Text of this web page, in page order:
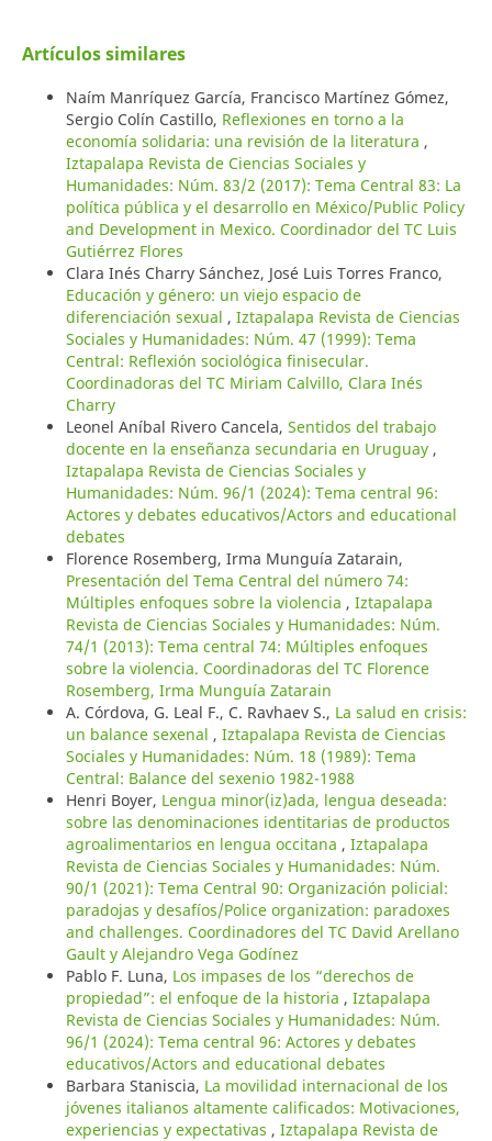
Artículos similares
Naím Manríquez García, Francisco Martínez Gómez,
Sergio Colín Castillo, Reflexiones en torno a la
economía solidaria: una revisión de la literatura ,
Iztapalapa Revista de Ciencias Sociales y
Humanidades: Núm. 83/2 (2017): Tema Central 83: La
política pública y el desarrollo en México/Public Policy
and Development in Mexico. Coordinador del TC Luis
Gutiérrez Flores
Clara Inés Charry Sánchez, José Luis Torres Franco,
Educación y género: un viejo espacio de
diferenciación sexual , Iztapalapa Revista de Ciencias
Sociales y Humanidades: Núm. 47 (1999): Tema
Central: Reflexión sociológica finisecular.
Coordinadoras del TC Miriam Calvillo, Clara Inés
Charry
Leonel Aníbal Rivero Cancela, Sentidos del trabajo
docente en la enseñanza secundaria en Uruguay ,
Iztapalapa Revista de Ciencias Sociales y
Humanidades: Núm. 96/1 (2024): Tema central 96:
Actores y debates educativos/Actors and educational
debates
Florence Rosemberg, Irma Munguía Zatarain,
Presentación del Tema Central del número 74:
Múltiples enfoques sobre la violencia , Iztapalapa
Revista de Ciencias Sociales y Humanidades: Núm.
74/1 (2013): Tema central 74: Múltiples enfoques
sobre la violencia. Coordinadoras del TC Florence
Rosemberg, Irma Munguía Zatarain
A. Córdova, G. Leal F., C. Ravhaev S., La salud en crisis:
un balance sexenal , Iztapalapa Revista de Ciencias
Sociales y Humanidades: Núm. 18 (1989): Tema
Central: Balance del sexenio 1982-1988
Henri Boyer, Lengua minor(iz)ada, lengua deseada:
sobre las denominaciones identitarias de productos
agroalimentarios en lengua occitana , Iztapalapa
Revista de Ciencias Sociales y Humanidades: Núm.
90/1 (2021): Tema Central 90: Organización policial:
paradojas y desafíos/Police organization: paradoxes
and challenges. Coordinadores del TC David Arellano
Gault y Alejandro Vega Godínez
Pablo F. Luna, Los impases de los “derechos de
propiedad”: el enfoque de la historia , Iztapalapa
Revista de Ciencias Sociales y Humanidades: Núm.
96/1 (2024): Tema central 96: Actores y debates
educativos/Actors and educational debates
Barbara Staniscia, La movilidad internacional de los
jóvenes italianos altamente calificados: Motivaciones,
experiencias y expectativas , Iztapalapa Revista de